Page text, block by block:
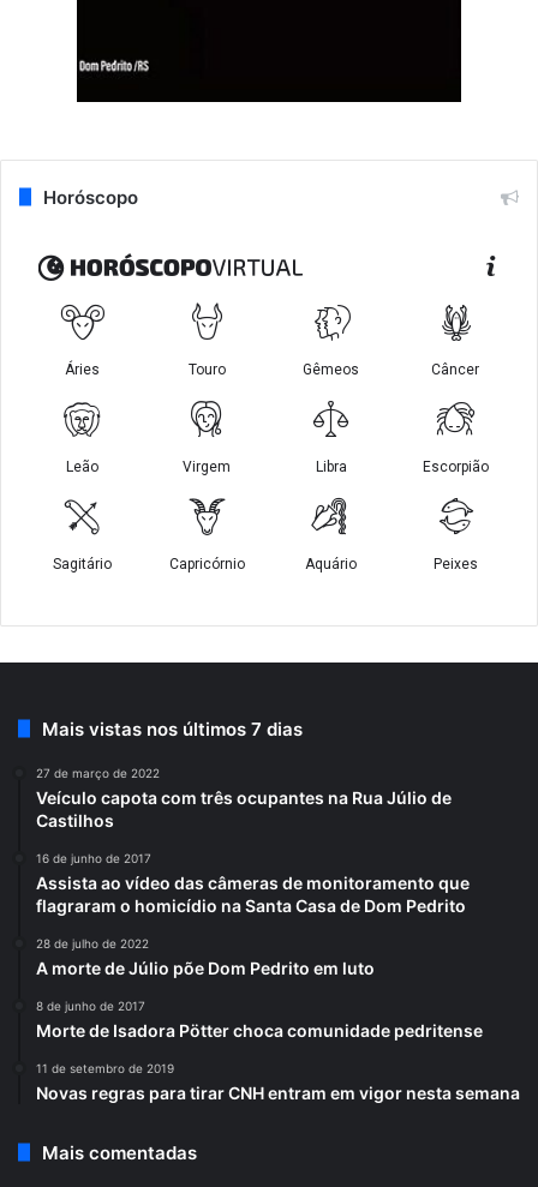
Horóscopo
Mais vistas nos últimos 7 dias
27 de março de 2022
Veículo capota com três ocupantes na Rua Júlio de
Castilhos
16 de junho de 2017
Assista ao vídeo das câmeras de monitoramento que
flagraram o homicídio na Santa Casa de Dom Pedrito
28 de julho de 2022
A morte de Júlio põe Dom Pedrito em luto
8 de junho de 2017
Morte de Isadora Pötter choca comunidade pedritense
11 de setembro de 2019
Novas regras para tirar CNH entram em vigor nesta semana
Mais comentadas